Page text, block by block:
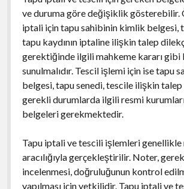
ve duruma göre değişiklik gösterebilir.
iptali için tapu sahibinin kimlik belgesi,
tapu kaydının iptaline ilişkin talep
gerektiğinde ilgili mahkeme kararı gibi
sunulmalıdır. Tescil işlemi için ise tapu
belgesi, tapu senedi, tescile ilişkin
gerekli durumlarda ilgili resmi
belgeleri gerekmektedir.
Tapu iptali ve tescili işlemleri genellikle
aracılığıyla gerçekleştirilir. Noter,
incelenmesi, doğruluğunun kontrol
yapılması için yetkilidir. Tapu iptali ve